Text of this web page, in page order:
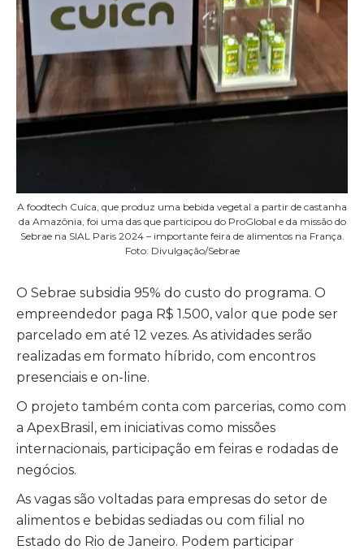
A foodtech Cuíca, que produz uma bebida vegetal a partir de castanha
da Amazônia, foi uma das que participou do ProGlobal e da missão do
Sebrae na SIAL Paris 2024 – importante feira de alimentos na França.
Foto: Divulgação/Sebrae
O Sebrae subsidia 95% do custo do programa. O
empreendedor paga R$ 1.500, valor que pode ser
parcelado em até 12 vezes. As atividades serão
realizadas em formato híbrido, com encontros
presenciais e on-line.
O projeto também conta com parcerias, como com
a ApexBrasil, em iniciativas como missões
internacionais, participação em feiras e rodadas de
negócios.
As vagas são voltadas para empresas do setor de
alimentos e bebidas sediadas ou com filial no
Estado do Rio de Janeiro. Podem participar